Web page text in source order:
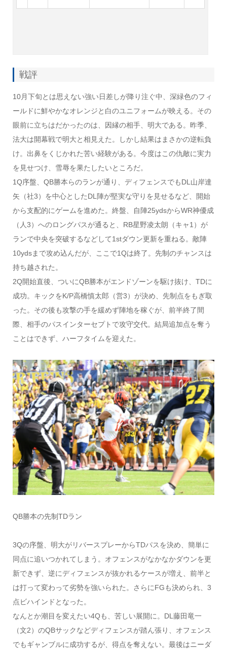
戦評
10月下旬とは思えない強い日差しが降り注ぐ中、深緑色のフィ
ールドに鮮やかなオレンジと白のユニフォームが映える。その
眼前に立ちはだかったのは、因縁の相手、明大である。昨季、
法大は開幕戦で明大と相見えた。しかし結果はまさかの逆転負
け。出鼻をくじかれた苦い経験がある。今度はこの仇敵に実力
を見せつけ、雪辱を果たしたいところだ。
1Q序盤、QB勝本らのランが通り、ディフェンスでもDL山岸達
矢（社3）を中心としたDL陣が堅実な守りを見せるなど、開始
から支配的にゲームを進めた。終盤、自陣25ydsからWR神優成
（人3）へのロングパスが通ると、RB星野凌太朗（キャ1）が
ランで中央を突破するなどして1stダウン更新を重ねる。敵陣
10ydsまで攻め込んだが、ここで1Qは終了。先制のチャンスは
持ち越された。
2Q開始直後、ついにQB勝本がエンドゾーンを駆け抜け、TDに
成功。キックをK/P高橋慎太郎（営3）が決め、先制点をもぎ取
った。その後も攻撃の手を緩めず陣地を稼ぐが、前半終了間
際、相手のパスインターセプトで攻守交代。結局追加点を奪う
ことはできず、ハーフタイムを迎えた。
QB勝本の先制TDラン
3Qの序盤、明大がリバースプレーからTDパスを決め、簡単に
同点に追いつかれてしまう。オフェンスがなかなかダウンを更
新できず、逆にディフェンスが抜かれるケースが増え、前半と
は打って変わって劣勢を強いられた。さらにFGも決められ、3
点ビハインドとなった。
なんとか潮目を変えたい4Qも、苦しい展開に。DL藤田竜一
（文2）のQBサックなどディフェンスが踏ん張り、オフェンス
でもギャンブルに成功するが、得点を奪えない。最後はニーダ